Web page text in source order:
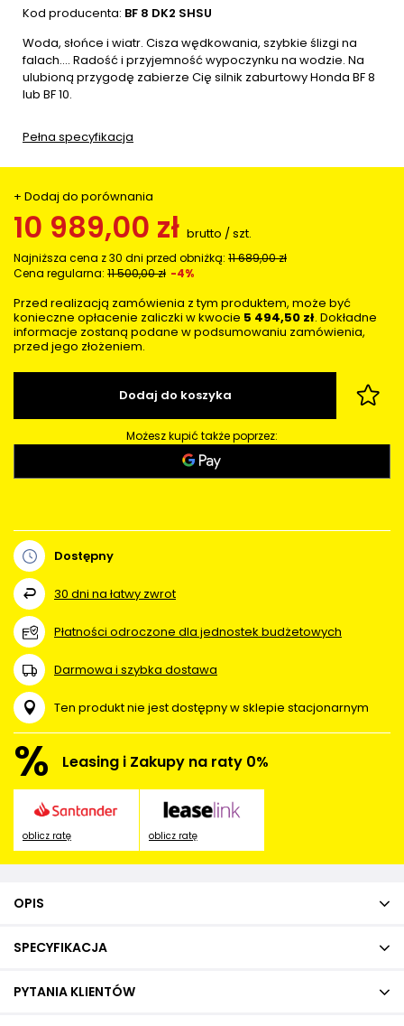
Kod producenta: BF 8 DK2 SHSU
Woda, słońce i wiatr. Cisza wędkowania, szybkie ślizgi na
falach…. Radość i przyjemność wypoczynku na wodzie. Na
ulubioną przygodę zabierze Cię silnik zaburtowy Honda BF 8
lub BF 10.
Pełna specyfikacja
+ Dodaj do porównania
10 989,00 zł brutto / szt.
Najniższa cena z 30 dni przed obniżką: 11 689,00 zł
Cena regularna: 11 500,00 zł -4%
Przed realizacją zamówienia z tym produktem, może być
konieczne opłacenie zaliczki w kwocie 5 494,50 zł. Dokładne
informacje zostaną podane w podsumowaniu zamówienia,
przed jego złożeniem.
Dodaj do koszyka
Możesz kupić także poprzez:
Dostępny
30 dni na łatwy zwrot
Płatności odroczone dla jednostek budżetowych
Darmowa i szybka dostawa
Ten produkt nie jest dostępny w sklepie stacjonarnym
% Leasing i Zakupy na raty 0%
oblicz ratę oblicz ratę
OPIS
SPECYFIKACJA
PYTANIA KLIENTÓW